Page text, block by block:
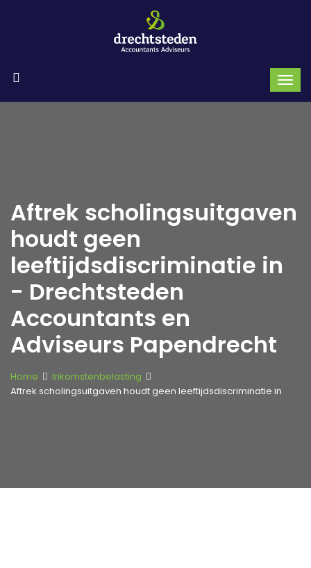
Aftrek scholingsuitgaven
houdt geen
leeftijdsdiscriminatie in
- Drechtsteden
Accountants en
Adviseurs Papendrecht
Home
Inkomstenbelasting
Aftrek scholingsuitgaven houdt geen leeftijdsdiscriminatie in